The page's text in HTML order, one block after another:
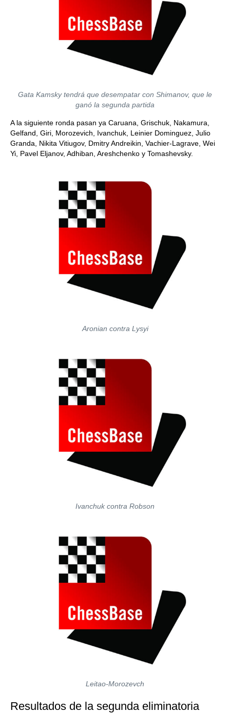
Gata Kamsky tendrá que desempatar con Shimanov, que le
ganó la segunda partida
A la siguiente ronda pasan ya Caruana, Grischuk, Nakamura,
Gelfand, Giri, Morozevich, Ivanchuk, Leinier Dominguez, Julio
Granda, Nikita Vitiugov, Dmitry Andreikin, Vachier-Lagrave, Wei
Yi, Pavel Eljanov, Adhiban, Areshchenko y Tomashevsky.
Aronian contra Lysyi
Ivanchuk contra Robson
Leitao-Morozevch
Resultados de la segunda eliminatoria